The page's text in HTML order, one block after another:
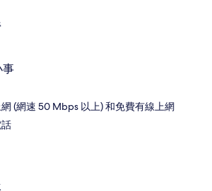
事
(網速 50 Mbps 以上) 和免費有線上網